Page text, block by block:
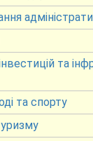
та
та спорту